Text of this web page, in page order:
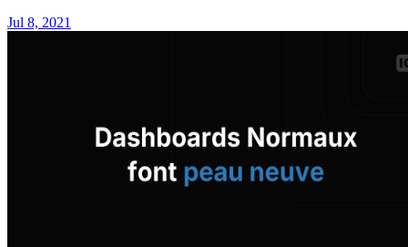
Jul 8, 2021